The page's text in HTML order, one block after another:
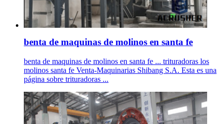
benta de maquinas de molinos en santa fe
benta de maquinas de molinos en santa fe ... trituradoras los
molinos santa fe Venta-Maquinarias Shibang S.A. Esta es una
página sobre trituradoras ...